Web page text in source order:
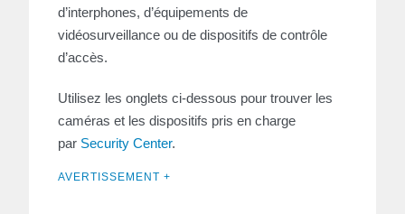
d’interphones, d’équipements de
vidéosurveillance ou de dispositifs de contrôle
d’accès.
Utilisez les onglets ci-dessous pour trouver les
caméras et les dispositifs pris en charge
par Security Center.
AVERTISSEMENT +